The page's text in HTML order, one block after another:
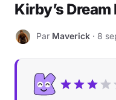
Kirby’s
M Par Maverick · 8